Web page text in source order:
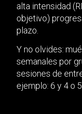
alta intensidad
objetivo)
plazo.
Y no olvides:
semanales por
sesiones de
ejemplo: 6 y 4 o 5